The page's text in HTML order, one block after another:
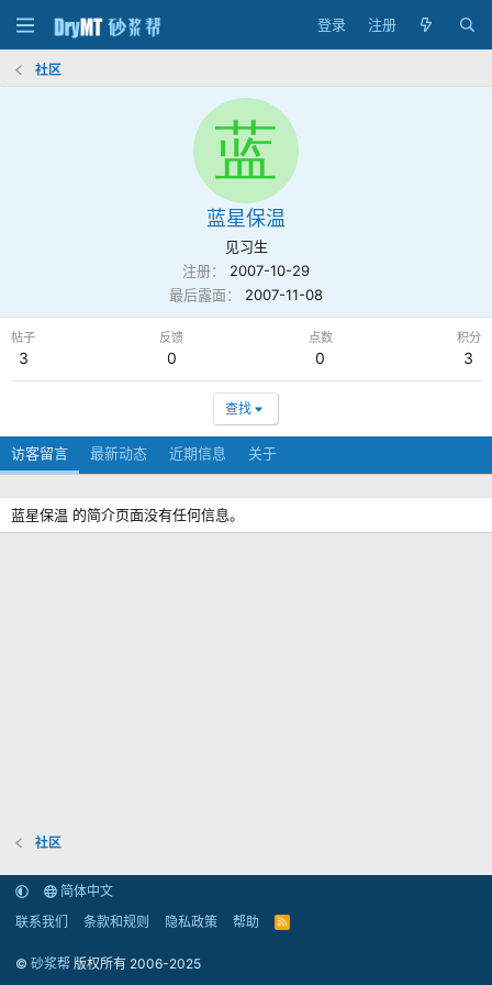
登录 注册
社区
蓝
蓝星保温
见习生
注册
2007-10-29
最后露面
2007-11-08
帖子
3
反馈
0
点数
0
积分
3
查找
访客留言 最新动态 近期信息 关于
蓝星保温 的简介页面没有任何信息。
社区
简体中文
联系我们
条款和规则 隐私政策 帮助
R
© 砂浆帮 版权所有 2006-2025